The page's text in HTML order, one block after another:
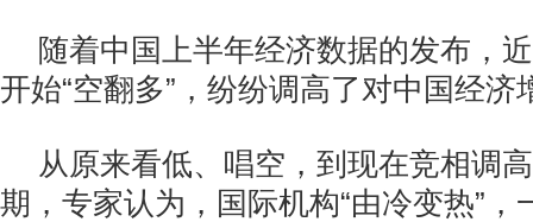
随着中国上半年经济数据的发布，
开始“空翻多”，纷纷调高了对中国经济
从原来看低、唱空，到现在竞相调
期，专家认为，国际机构“由冷变热”，